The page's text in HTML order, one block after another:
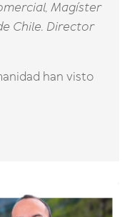
Magíster
Chile. Director
han visto